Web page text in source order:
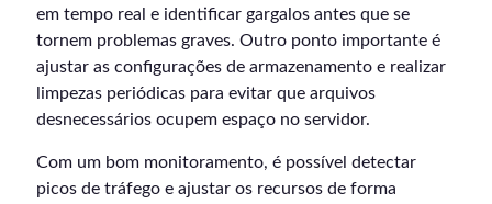
em tempo real e identificar gargalos antes que se
tornem problemas graves. Outro ponto importante é
ajustar as configurações de armazenamento e realizar
limpezas periódicas para evitar que arquivos
desnecessários ocupem espaço no servidor.
Com um bom monitoramento, é possível detectar
picos de tráfego e ajustar os recursos de forma